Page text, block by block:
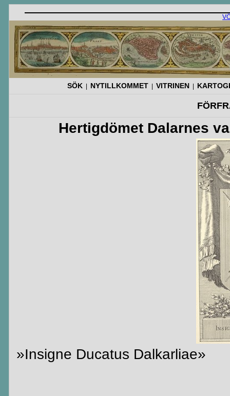
SÖK NYTILLKOMMET VITRINEN
Hertigdömet Dalarnes
»Insigne Ducatus Dalkarliae»